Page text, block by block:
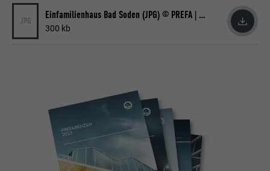
JPG Einfamilienhaus Bad Soden (JPG) © PREFA | Croce & Wir
300 kb